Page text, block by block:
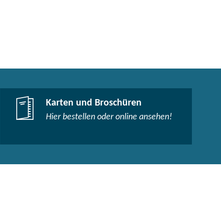
Karten und Broschüren
Hier bestellen oder online ansehen!